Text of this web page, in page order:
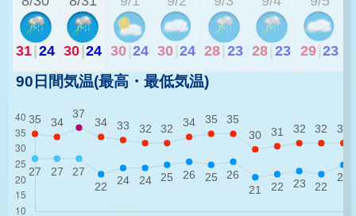
31|24 30|24 30 24 30 24 28 23 28 23 29 23
90日間気温(最高・最低気温)